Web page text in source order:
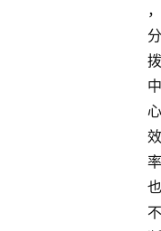
，
分
拨
中
心
效
率
也
不